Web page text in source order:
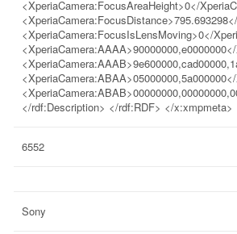
<XperiaCamera:FocusAreaHeight>0</
<XperiaCamera:FocusIsLensMoving>0</
</rdf:Description> </rdf:RDF> </x:xmpmeta>
6552
Sony